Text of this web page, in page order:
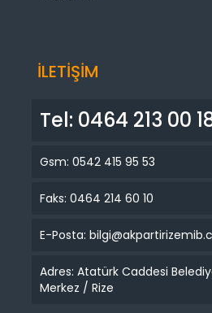
İLETİŞİM
Tel: 0464 213 00
Gsm: 0542 415 95 53
Faks: 0464 214 60 10
E-Posta:
Adres: Atatürk Caddesi
Merkez / Rize